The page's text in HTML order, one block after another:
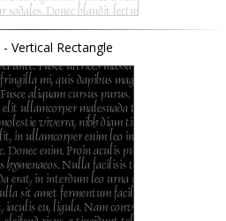
Vertical Rectangle